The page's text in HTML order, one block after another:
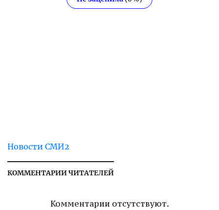
Новости СМИ2
КОММЕНТАРИИ ЧИТАТЕЛЕЙ
Комментарии отсутствуют.